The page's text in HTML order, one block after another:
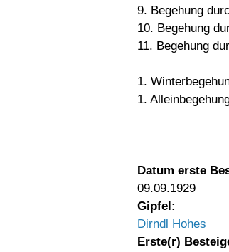
9. Begehung
10. Begehung
11. Begehung
1.
1.
Datum erste
09.09.1929
Gipfel:
Dirndl Hohes
Erste(r)